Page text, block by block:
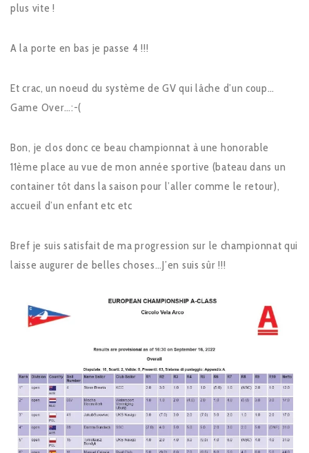
plus vite !
A la porte en bas je passe 4 !!!
Et crac, un noeud du système de GV qui lâche d’un coup…
Game Over…:-(
Bon, je clos donc ce beau championnat à une honorable
11ème place au vue de mon année sportive (bateau dans un
container tôt dans la saison pour l’aller comme le retour),
accueil d’un enfant etc etc
Bref je suis satisfait de ma progression sur le championnat qui
laisse augurer de belles choses…J’en suis sûr !!!